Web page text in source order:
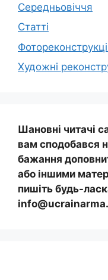
Середньовіччя
Статті
Художні
Шановні читачі
вам сподобався
бажання
або іншими
пишіть будь-